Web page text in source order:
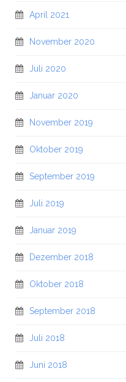
April 2021
November 2020
Juli 2020
Januar 2020
November 2019
Oktober 2019
September 2019
Juli 2019
Januar 2019
Dezember 2018
Oktober 2018
September 2018
Juli 2018
Juni 2018